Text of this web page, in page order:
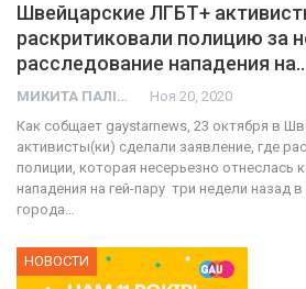
Швейцарские ЛГБТ+
раскритиковали полицию за
расследование нападения
МИКИТА ПАЛІЙ Ноя 20, 2020
Как собщает gaystarnews, 23 октября в
активисты(ки) сделали заявление, где
полиции, которая несерьезно отнеслась
нападения на гей-пару три недели назад
города…
НОВОСТИ